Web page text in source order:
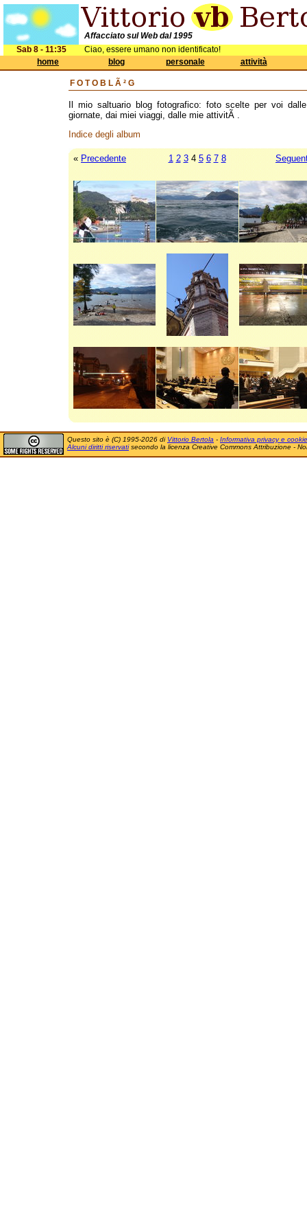
Affacciato sul Web dal 1995
Sab 8 - 11:35
Ciao, essere umano non identificato!
home
blog personale attività
FOTOBLÃ²G
Il mio saltuario blog fotografico: foto scelte per voi
giornate, dai miei viaggi, dalle mie attivitÃ .
Indice degli album
« Precedente 1 2 34 5 6 7 8
Questo sito è (C) 1995-2026 di Vittorio Bertola - Informativa privacy e cookie
Alcuni diritti riservatisecondo la licenza Creative Commons Attribuzione -